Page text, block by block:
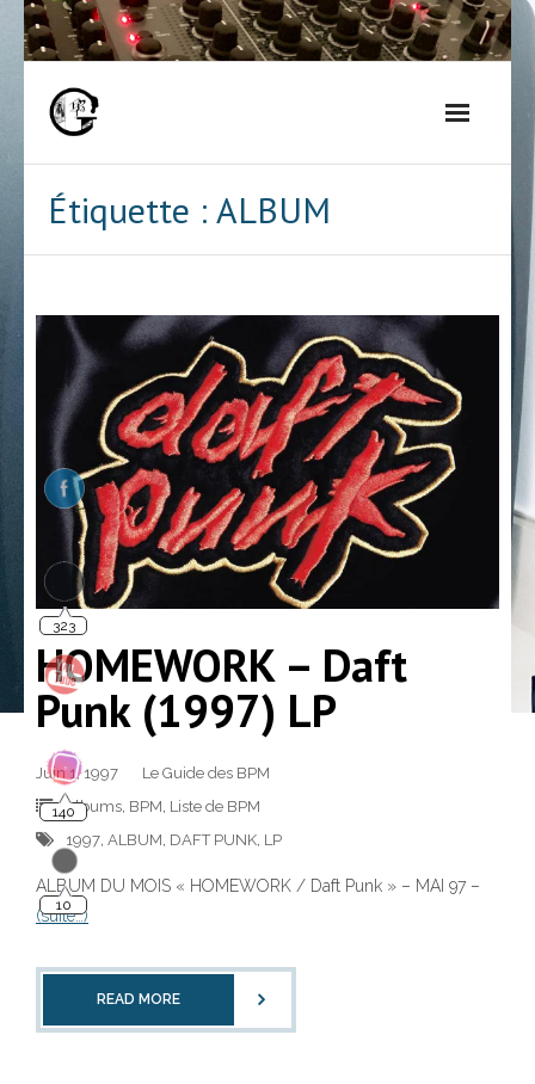
Skip
to
Étiquette : ALBUM
HOMEWORK – Daft
Punk (1997) LP
Juin 1, 1997
Le Guide des BPM
Albums BPM Liste de BPM
1997 ALBUM DAFT PUNK LP
ALBUM DU MOIS « HOMEWORK / Daft Punk » – MAI 97 –
(suite…)
READ MORE
323
140
10